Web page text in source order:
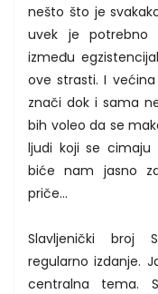
nešto što je
uvek je potrebno
između
ove strasti. I
znači dok i sama
bih voleo da se
ljudi koji se cimaju
biće nam jasno
priče...
Slavljenički broj
regularno izdanje.
centralna tema.